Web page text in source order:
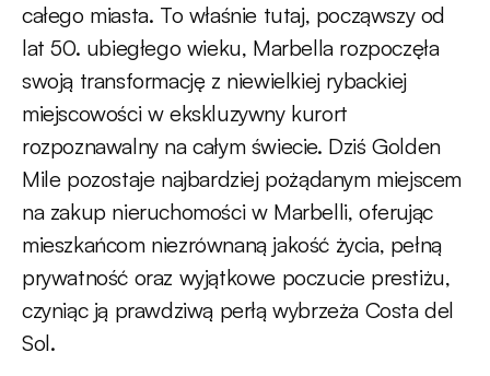
całego miasta. To właśnie tutaj, począwszy od
lat 50. ubiegłego wieku, Marbella rozpoczęła
swoją transformację z niewielkiej rybackiej
miejscowości w ekskluzywny kurort
rozpoznawalny na całym świecie. Dziś Golden
Mile pozostaje najbardziej pożądanym miejscem
na zakup nieruchomości w Marbelli, oferując
mieszkańcom niezrównaną jakość życia, pełną
prywatność oraz wyjątkowe poczucie prestiżu,
czyniąc ją prawdziwą perłą wybrzeża Costa del
Sol.